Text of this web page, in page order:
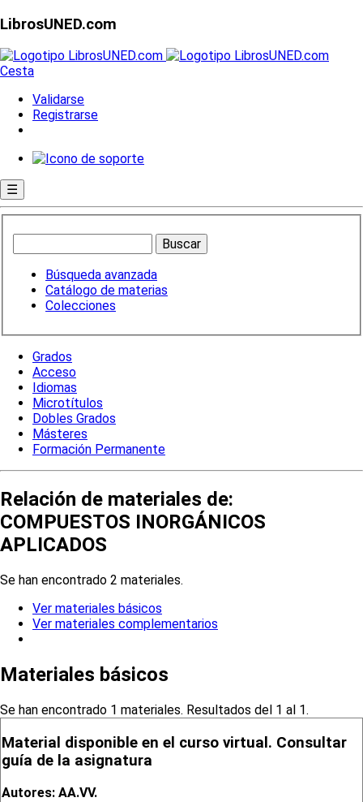
LibrosUNED.com
Cesta
Validarse
Registrarse
☰
Búsqueda avanzada
Catálogo de materias
Colecciones
Grados
Acceso
Idiomas
Microtítulos
Dobles Grados
Másteres
Formación Permanente
Relación de materiales de:
COMPUESTOS INORGÁNICOS
APLICADOS
Se han encontrado 2 materiales.
Ver materiales básicos
Ver materiales complementarios
Materiales básicos
Se han encontrado 1 materiales. Resultados del 1 al 1.
Material disponible en el curso virtual. Consultar
guía de la asignatura
Autores: AA.VV.